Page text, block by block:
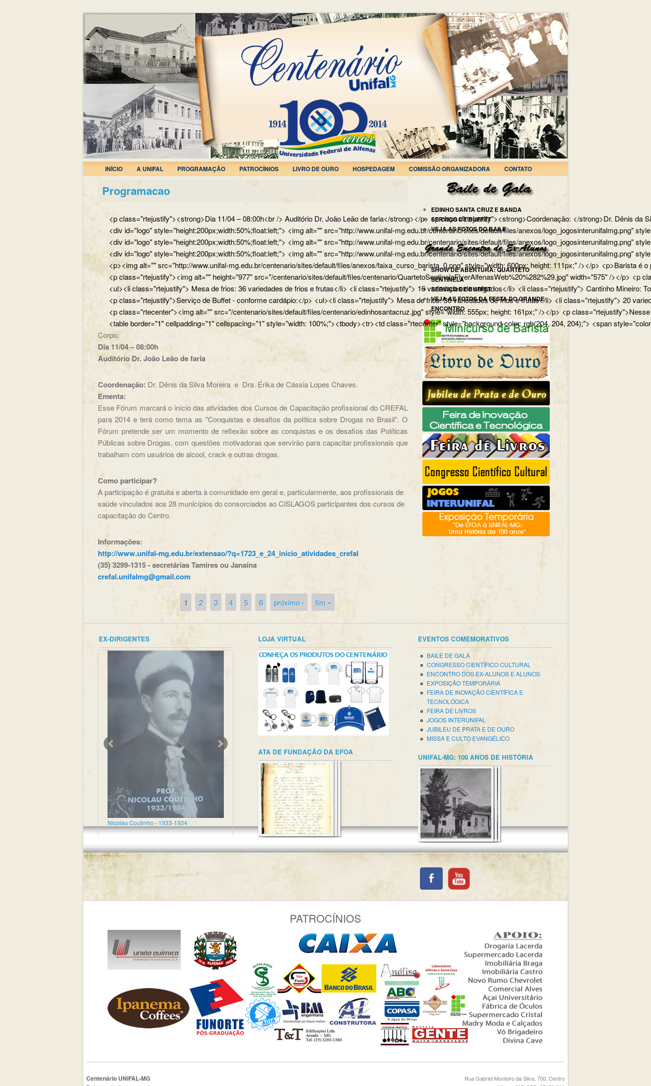
INÍCIO A UNIFAL PROGRAMAÇÃO PATROCÍNIOS LIVRO DE OURO HOSPEDAGEM COMISSÃO ORGANIZADORA CONTATO
Programacao
<p class="rtejustify"><strong>Dia 11/04 – 08:00h<br /> Auditório Dr. João Leão de faria</strong></p> <p class="rtejustify"><strong>Coordenação: </strong>Dr. Dênis
<div id="logo" style="height:200px;width:50%;float:left;"> <img alt="" src="http://www.unifal-mg.edu.br/centenario/sites/default/files/anexos/
<div id="logo" style="height:200px;width:50%;float:left;"> <img alt="" src="http://www.unifal-mg.edu.br/centenario/sites/default/files/anexos/
<div id="logo" style="height:200px;width:50%;float:left;"> <img alt="" src="http://www.unifal-mg.edu.br/centenario/sites/default/files/anexos/
<p><img alt="" src="http://www.unifal-mg.edu.br/centenario/sites/default/files/anexos/faixa_curso_barista_0.png" style="width: 600px; height: 111px;" /></p>
<p class="rtejustify"><img alt="" height="977" src="/centenario/sites/default/files/centenario/QuartetoSentinelaFlyerAlfenasWeb%20%282%29.jpg" width="575" /></p>
<ul><li class="rtejustify"> Mesa de frios: 36 variedades de frios e frutas</li> <li class="rtejustify"> 16 variedades de salgados</li> <li class="rtejustify"> Cantinho
<p class="rtejustify">Serviço de Buffet - conforme cardápio:</p> <ul><li class="rtejustify"> Mesa de frios: 36 variedades de frios e frutas</li> <li class="rtejustify"> 20
<p class="rtecenter"><img alt="" src="/centenario/sites/default/files/centenario/edinhosantacruz.jpg" style="width: 555px; height: 161px;" /></p> <p
<table border="1" cellpadding="1" cellspacing="1" style="width: 100%;"><tbody><tr><td class="rtecenter" style="background-color: rgb(204, 204, 204);"> <span
Corpo:
Dia 11/04 – 08:00h
Auditório Dr. João Leão de faria
Coordenação: Dr. Dênis da Silva Moreira e Dra. Érika de Cássia Lopes Chaves.
Ementa:
Esse Fórum marcará o início das atividades dos Cursos de Capacitação profissional do CREFAL
para 2014 e terá como tema as "Conquistas e desafios da política sobre Drogas no Brasil". O
Fórum pretende ser um momento de reflexão sobre as conquistas e os desafios das Políticas
Públicas sobre Drogas, com questões motivadoras que servirão para capacitar profissionais que
trabalham com usuários de alcool, crack e outras drogas.
Como participar?
A participação é gratuita e aberta à comunidade em geral e, particularmente, aos profissionais de
saúde vinculados aos 28 municípios do consorciados ao CISLAGOS participantes dos cursos de
capacitação do Centro.
Informações:
http://www.unifal-mg.edu.br/extensao/?q=1723_e_24_inicio_atividades_crefal
(35) 3299-1315 - secretárias Tamires ou Janaína
crefal.unifalmg@gmail.com
1 2 3 4 5 6 próximo › fim »
EDINHO SANTA CRUZ E BANDA
SERVIÇO DE BUFFET
VEJA AS FOTOS DO BAILE
SHOW DE ABERTURA: QUARTETO
SENTINELA
SERVIÇO DE BUFFET
VEJA AS FOTOS DA FESTA DO GRANDE
ENCONTRO
EX-DIRIGENTES
Nicolau Coutinho - 1933-1934
LOJA VIRTUAL
ATA DE FUNDAÇÃO DA EFOA
EVENTOS COMEMORATIVOS
BAILE DE GALA
CONGRESSO CIENTÍFICO CULTURAL
ENCONTRO DOS EX-ALUNOS E ALUNOS
EXPOSIÇÃO TEMPORÁRIA
FEIRA DE INOVAÇÃO CIENTÍFICA E
TECNOLÓGICA
FEIRA DE LIVROS
JOGOS INTERUNIFAL
JUBILEU DE PRATA E DE OURO
MISSA E CULTO EVANGÉLICO
UNIFAL-MG: 100 ANOS DE HISTÓRIA
PATROCÍNIOS
Centenário UNIFAL-MG
Rua Gabriel Monteiro da Silva, 700, Centro